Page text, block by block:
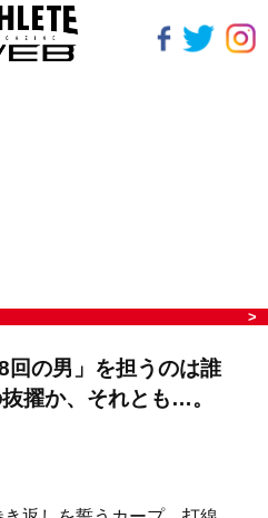
回の男」を担うのは誰
擢か、それとも…。